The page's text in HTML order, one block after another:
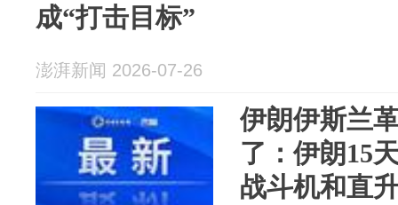
成“打击目标”
澎湃新闻 2026-07-26
伊朗伊斯兰
了：伊朗15
战斗机和直